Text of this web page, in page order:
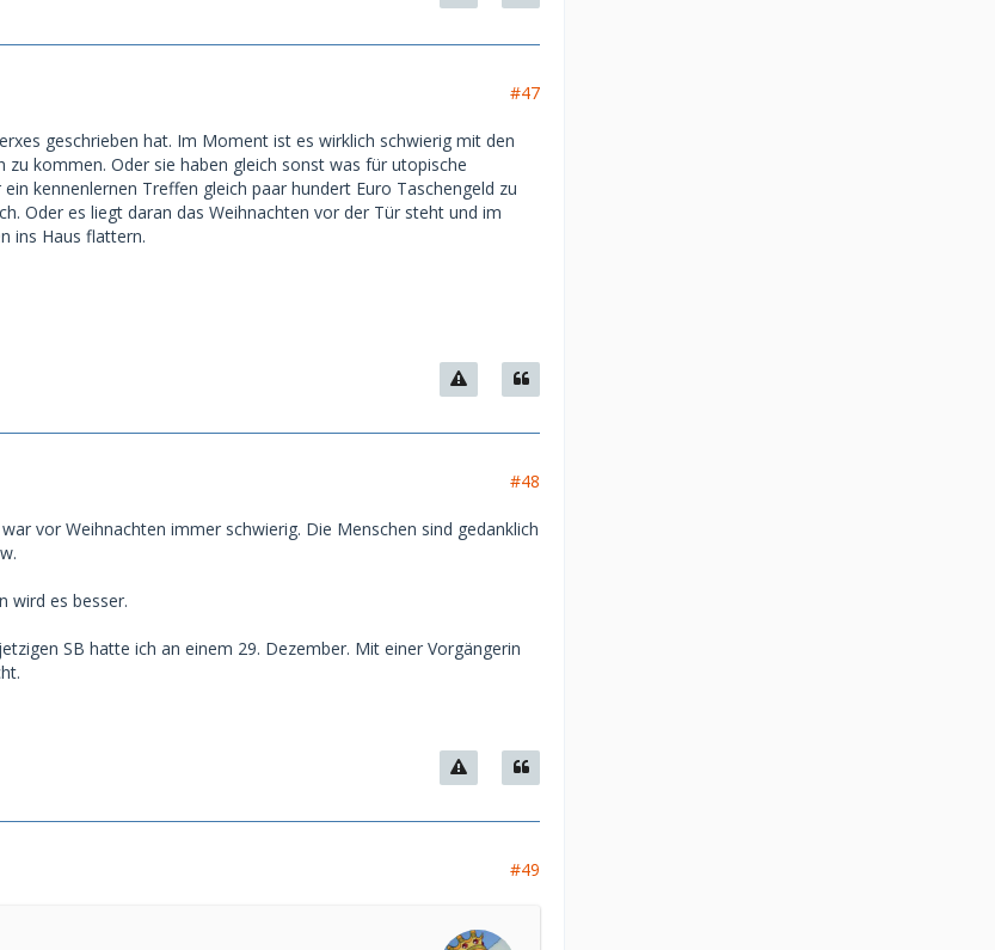
#47
geschrieben hat. Im Moment ist es wirklich schwierig mit den
zu kommen. Oder sie haben gleich sonst was für utopische
kennenlernen Treffen gleich paar hundert Euro Taschengeld zu
Oder es liegt daran das Weihnachten vor der Tür steht und im
ins Haus flattern.
#48
vor Weihnachten immer schwierig. Die Menschen sind gedanklich
wird es besser.
SB hatte ich an einem 29. Dezember. Mit einer Vorgängerin
#49